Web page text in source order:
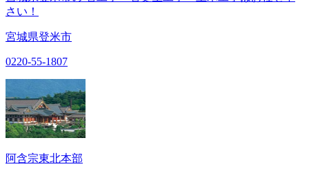
さい！
宮城県登米市
0220-55-1807
阿含宗東北本部